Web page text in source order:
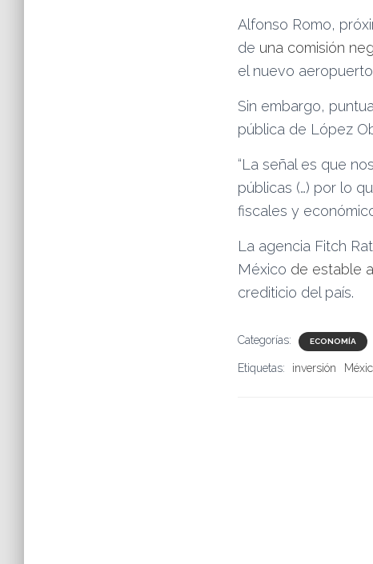
Alfonso Romo,
de una comisión
el nuevo
Sin embargo,
pública de López
“La señal es que
públicas (…) por lo
fiscales y
La agencia Fitch
México de estable
crediticio del país.
Categorías: ECONOMÍA
Etiquetas: inversión